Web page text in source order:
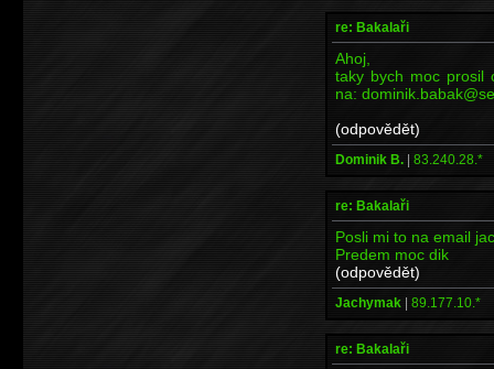
re: Bakalaři
Ahoj,
taky bych moc prosil
na:
(odpovědět)
Dominik B. | 83.240.28.*
re: Bakalaři
Posli mi to na email
Predem moc dik
(odpovědět)
Jachymak | 89.177.10.*
re: Bakalaři